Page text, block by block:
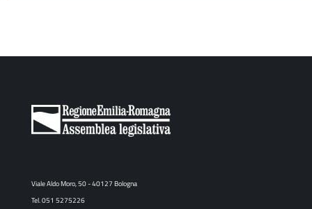
Viale Aldo Moro, 50 - 40127 Bologna
Tel. 051 5275226